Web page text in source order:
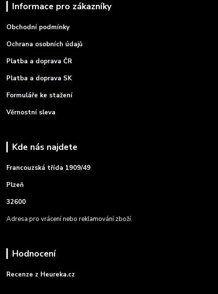
Informace pro zákazníky
Obchodní podmínky
Ochrana osobních údajů
Platba a doprava ČR
Platba a doprava SK
Formuláře ke stažení
Věrnostní sleva
Kde nás najdete
Francouzská třída 1909/49
Plzeň
32600
Adresa pro vrácení nebo reklamování zboží.
Hodnocení
Recenze z Heureka.cz